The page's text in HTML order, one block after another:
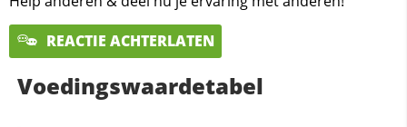
REACTIE ACHTERLATEN
Voedingswaardetabel